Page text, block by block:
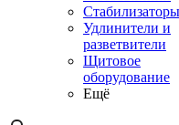
Стабилизаторы
Удлинители и
разветвители
Щитовое
оборудование
Ещё